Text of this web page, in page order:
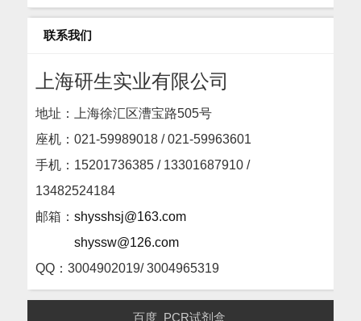
联系我们
上海研生实业有限公司
地址：上海徐汇区漕宝路505号
座机： 021-59989018 / 021-59963601
手机：15201736385 / 13301687910 /
13482524184
邮箱： shysshsj@163.com
shyssw@126.com
QQ：3004902019/ 3004965319
百度 PCR试剂盒